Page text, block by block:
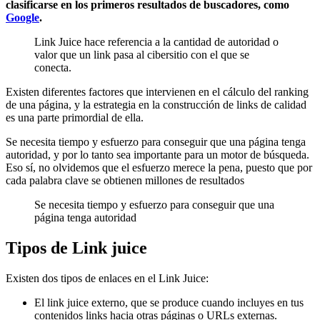
clasificarse en los primeros resultados de buscadores, como
Google.
Link Juice hace referencia a la cantidad de autoridad o
valor que un link pasa al cibersitio con el que se
conecta.
Existen diferentes factores que intervienen en el cálculo del ranking
de una página, y la estrategia en la construcción de links de calidad
es una parte primordial de ella.
Se necesita tiempo y esfuerzo para conseguir que una página tenga
autoridad, y por lo tanto sea importante para un motor de búsqueda.
Eso sí, no olvidemos que el esfuerzo merece la pena, puesto que por
cada palabra clave se obtienen millones de resultados
Se necesita tiempo y esfuerzo para conseguir que una
página tenga autoridad
Tipos de Link juice
Existen dos tipos de enlaces en el Link Juice:
El link juice externo, que se produce cuando incluyes en tus
contenidos links hacia otras páginas o URLs externas.